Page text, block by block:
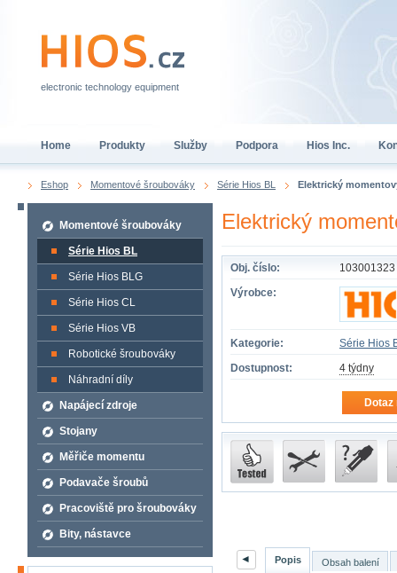
Eshop Momentové šroubováky Série Hios BL Elektrický
Elektrický
Obj. číslo:
103001323
Výrobce:
Kategorie:
Série Hios
Dostupnost:
4 týdny
Dotaz
◄ Popis Obsah balení
Momentové šroubováky
Série Hios BL
Série Hios BLG
Série Hios CL
Série Hios VB
Robotické šroubováky
Náhradní díly
Napájecí zdroje
Stojany
Měřiče momentu
Podavače šroubů
Pracoviště pro šroubováky
Bity, nástavce
electronic technology equipment
Home Produkty Služby Podpora Hios Inc.